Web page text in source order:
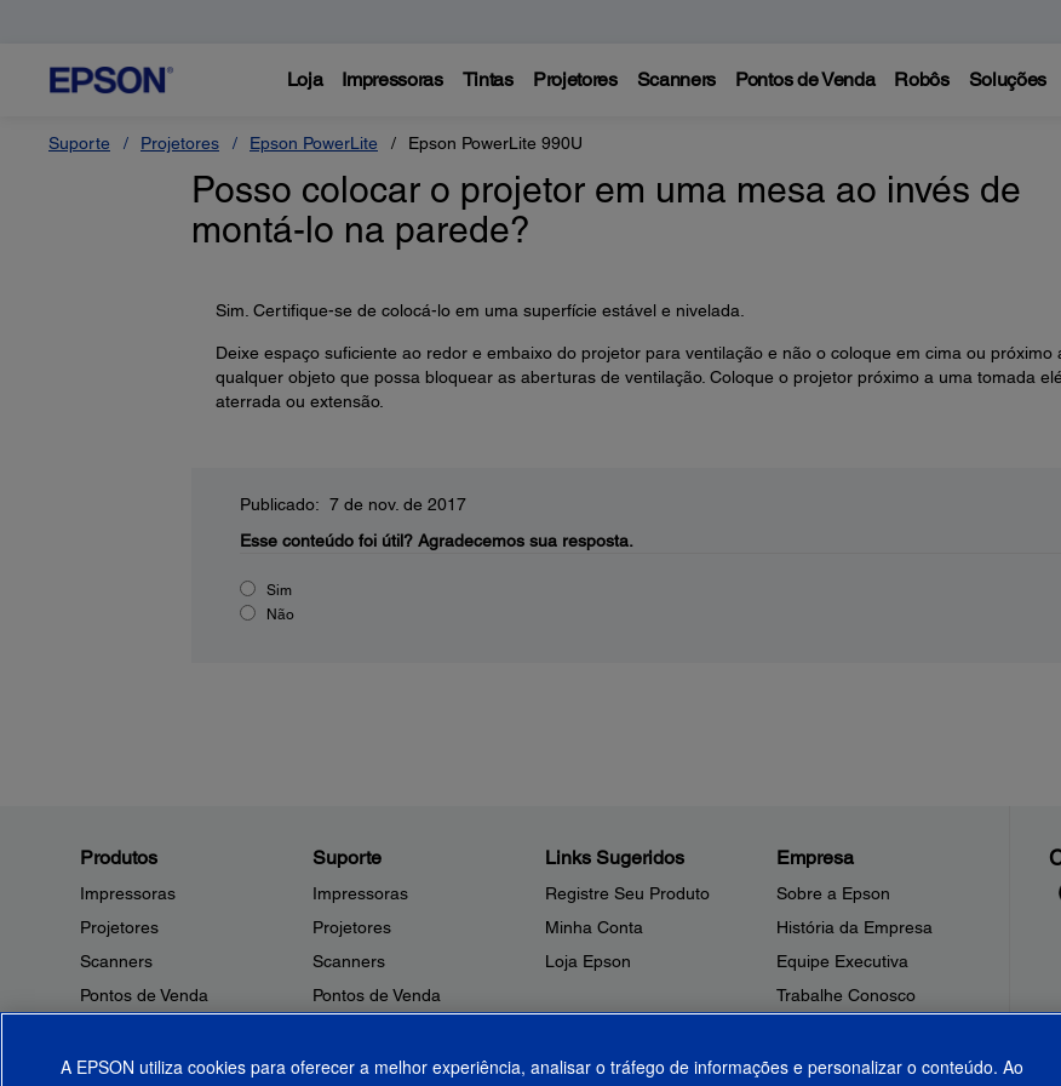
Loja Impressoras Tintas Projetores Scanners Pontos de Venda Robôs Soluções
Suporte Projetores Epson PowerLite Epson PowerLite 990U
Posso colocar o projetor em uma mesa ao invés de
montá-lo na parede?
Sim. Certifique-se de colocá-lo em uma superfície estável e nivelada.
Deixe espaço suficiente ao redor e embaixo do projetor para ventilação e não o coloque em cima ou próximo
qualquer objeto que possa bloquear as aberturas de ventilação. Coloque o projetor próximo a uma tomada
aterrada ou extensão.
Publicado: 7 de nov. de 2017
Esse conteúdo foi útil? Agradecemos sua resposta.
Sim
Não
Produtos
Impressoras
Projetores
Scanners
Pontos de Venda
Microdispositivos
Suporte
Impressoras
Projetores
Scanners
Pontos de Venda
Outros Produtos
Links Sugeridos
Registre Seu Produto
Minha Conta
Loja Epson
Empresa
Sobre a Epson
História da Empresa
Equipe Executiva
Trabalhe Conosco
Fale Conosco
A EPSON utiliza cookies para oferecer a melhor experiência, analisar o tráfego de informações e personalizar o conteúdo. Ao